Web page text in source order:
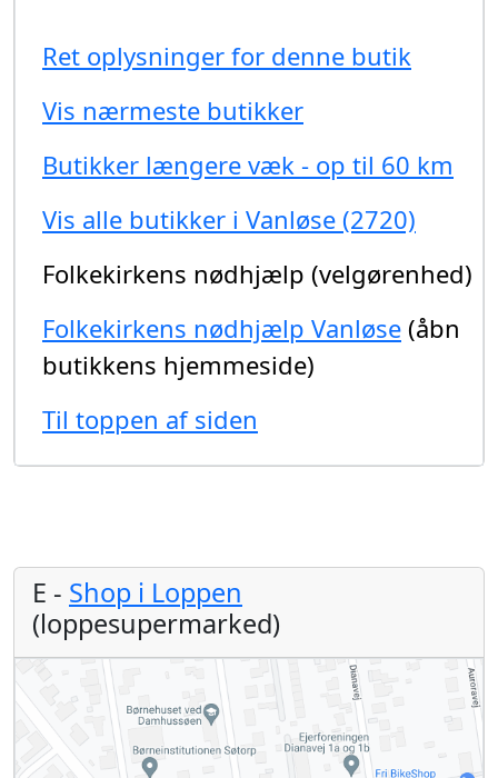
Ret oplysninger for denne butik
Vis nærmeste butikker
Butikker længere væk - op til 60 km
Vis alle butikker i Vanløse (2720)
Folkekirkens nødhjælp (velgørenhed)
Folkekirkens nødhjælp Vanløse (åbn
butikkens hjemmeside)
Til toppen af siden
E - Shop i Loppen
(loppesupermarked)